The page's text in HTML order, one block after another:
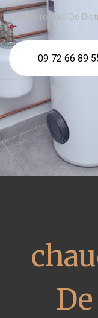
chaudière fioul De
09 72 66 89